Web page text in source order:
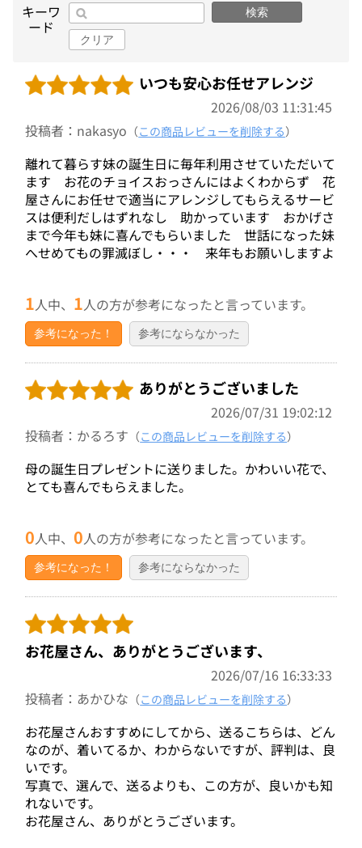
キーワ
ード
検索
クリア
いつも安心お任せアレンジ
2026/08/03 11:31:45
投稿者：nakasyo （この商品レビューを削除する）
離れて暮らす妹の誕生日に毎年利用させていただいて
ます お花のチョイスおっさんにはよくわからず 花
屋さんにお任せで適当にアレンジしてもらえるサービ
スは便利だしはずれなし 助かっています おかげさ
まで今年も妹に喜んでもらいました 世話になった妹
へせめてもの罪滅ぼし・・・ 来年もお願いしますよ
1人中、 1人の方が参考になったと言っています。
参考になった！ 参考にならなかった
ありがとうございました
2026/07/31 19:02:12
投稿者：かるろす （この商品レビューを削除する）
母の誕生日プレゼントに送りました。かわいい花で、
とても喜んでもらえました。
0人中、0人の方が参考になったと言っています。
参考になった！ 参考にならなかった
お花屋さん、ありがとうございます、
2026/07/16 16:33:33
投稿者：あかひな （この商品レビューを削除する）
お花屋さんおすすめにしてから、送るこちらは、どん
なのが、着いてるか、わからないですが、評判は、良
いです。
写真で、選んで、送るよりも、この方が、良いかも知
れないです。
お花屋さん、ありがとうございます。